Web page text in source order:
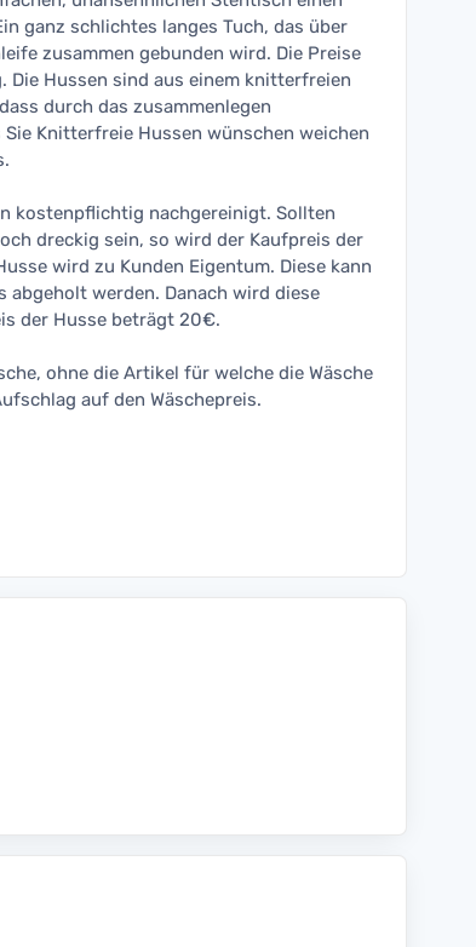
ganz schlichtes langes Tuch, das über
zusammen gebunden wird. Die Preise
Die Hussen sind aus einem knitterfreien
durch das zusammenlegen
Knitterfreie Hussen wünschen weichen
kostenpflichtig nachgereinigt. Sollten
dreckig sein, so wird der Kaufpreis der
wird zu Kunden Eigentum. Diese kann
abgeholt werden. Danach wird diese
der Husse beträgt 20€.
ohne die Artikel für welche die Wäsche
auf den Wäschepreis.